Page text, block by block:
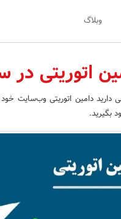
وبلاگ
در سال
دارید دامین اتوریتی وب‌سایت